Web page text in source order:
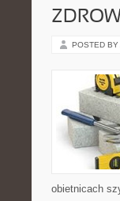
POSTED BY
obietnicach